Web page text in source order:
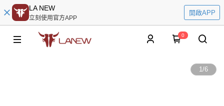
LA NEW
立刻使用官方APP
開啟APP
0
1/6